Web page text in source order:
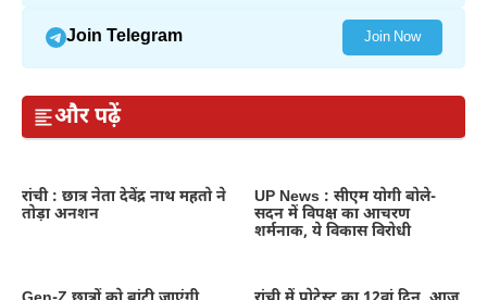
Join Telegram Join Now
और पढ़ें
रांची : छात्र नेता देवेंद्र नाथ महतो ने
तोड़ा अनशन
UP News : सीएम योगी बोले-
सदन में विपक्ष का आचरण
शर्मनाक, ये विकास विरोधी